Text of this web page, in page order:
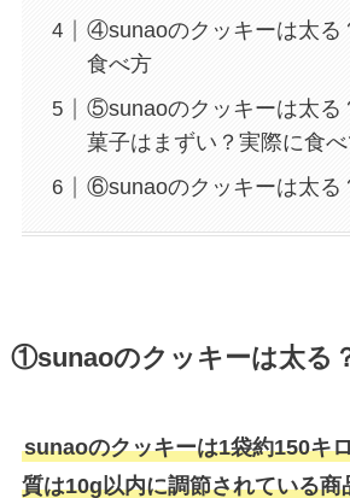
④sunaoのクッキーは太
食べ方
⑤sunaoのクッキーは太
菓子はまずい？実際に食
⑥sunaoのクッキーは太
①sunaoのクッキーは太る
sunaoのクッキーは1袋約150キ
質は10g以内に調節されている商